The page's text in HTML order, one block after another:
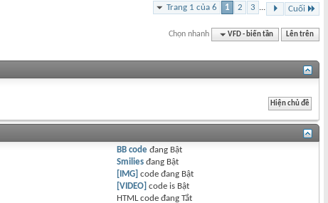
Trang 1 của 6 1 2 3 ... Cuối
Chọn nhanh VFD - biến tần Lên trên
BB code đang Bật
Smilies đang Bật
[IMG] code đang Bật
[VIDEO] code is Bật
HTML code đangTắt